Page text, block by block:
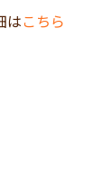
はこちら